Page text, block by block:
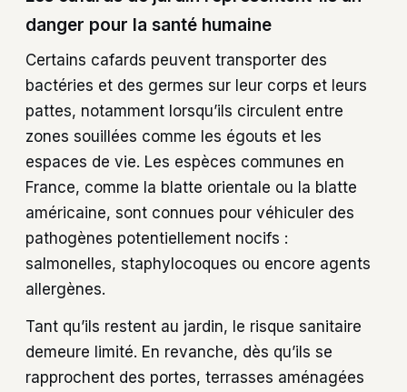
danger pour la santé humaine
Certains cafards peuvent transporter des
bactéries et des germes sur leur corps et leurs
pattes, notamment lorsqu’ils circulent entre
zones souillées comme les égouts et les
espaces de vie. Les espèces communes en
France, comme la blatte orientale ou la blatte
américaine, sont connues pour véhiculer des
pathogènes potentiellement nocifs :
salmonelles, staphylocoques ou encore agents
allergènes.
Tant qu’ils restent au jardin, le risque sanitaire
demeure limité. En revanche, dès qu’ils se
rapprochent des portes, terrasses aménagées